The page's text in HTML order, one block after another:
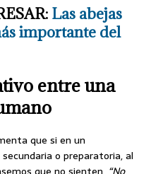
Las abejas
importante del
entre una
que si en un
secundaria o preparatoria, al